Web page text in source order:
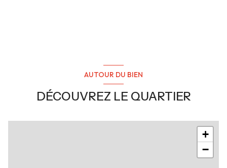
AUTOUR DU BIEN
DÉCOUVREZ LE QUARTIER
+
−